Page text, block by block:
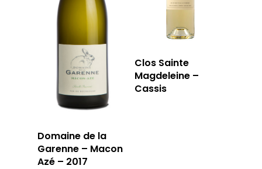
Domaine de la
Garenne – Macon
Azé – 2017
Clos Sainte
Magdeleine –
Cassis